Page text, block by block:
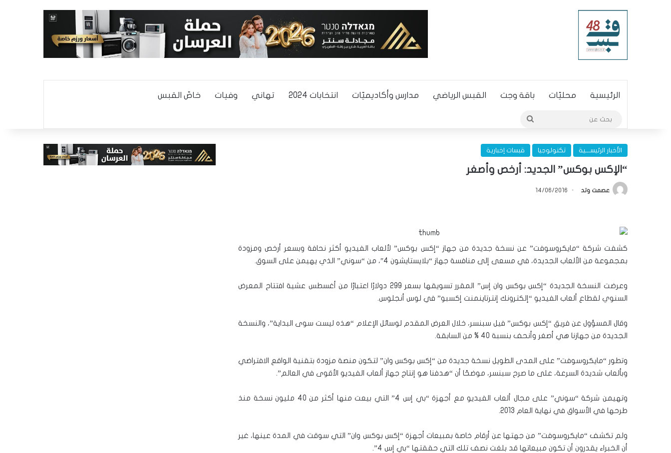
الرئيسية محليّات باقة وجت القبس الرياضي مدارس وأكاديميّات انتخابات 2024 تهاني وفيات خاصّ القبس
الأخبار الرئيســـية تكنولوجيا قبسات إخبارية
“الإكس بوكس” الجديد: أرخص وأصغر
عصمت وتد 14/06/2016
كشفت شركة “مايكروسوفت” عن نسخة جديدة من جهاز “إكس بوكس” لألعاب الفيديو أكثر نحافة وبسعر أرخص ومزودة
بمجموعة من الألعاب الجديدة، في مسعى إلى منافسة جهاز “بلايستايشون 4″، من “سوني” الذي يهيمن على السوق.
وعرضت النسخة الجديدة “إكس بوكس وان إس” المقرر تسويقها بسعر 299 دولارًا اعتبارًا من أغسطس عشية افتتاح المعرض
السنوي لقطاع ألعاب الفيديو “إلكترونك إنترتاينمنت إكسبو” في لوس أنجلوس.
وقال المسؤول عن فريق “إكس بوكس” فيل سبنسر، خلال العرض المقدم لوسائل الإعلام “هذه ليست سوى البداية”، والنسخة
الجديدة من جهازنا هي أصغر وأنحف بنسبة 40 % من السابقة.
وتطور “مايكروسوفت” على المدى الطويل نسخة جديدة من “إكس بوكس وان” لتكون منصة مزودة بتقنية الواقع الافتراضي
وبألعاب شديدة السرعة، على ما صرح سبنسر، موضحًا أن “هدفنا هو إنتاج جهاز ألعاب الفيديو الأقوى في العالم”.
وتهيمن شركة “سوني” على مجال ألعاب الفيديو مع أجهزة “بي إس 4” التي بيعت منها أكثر من 40 مليون نسخة منذ
طرحها في الأسواق في نهاية العام 2013.
ولم تكشف “مايكروسوفت” من جهتها عن أرقام خاصة بمبيعات أجهزة “إكس بوكس وان” التي سوقت في المدة عينها، غير
أن الخبراء يقدرون أن تكون مبيعاتها قد بلغت نصف تلك التي حققتها “بي إس 4”.